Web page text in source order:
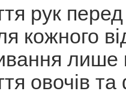
рук
кожного
лише
овочів та